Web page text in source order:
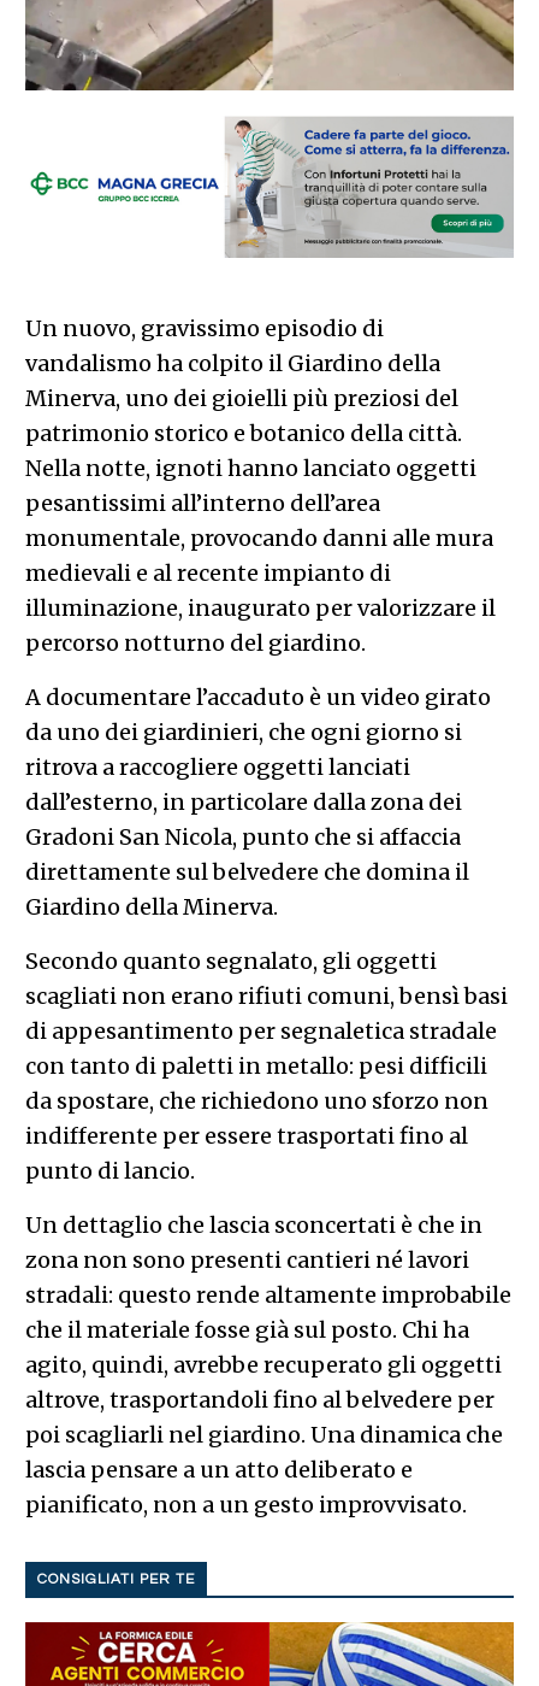
Un nuovo, gravissimo episodio di
vandalismo ha colpito il Giardino della
Minerva, uno dei gioielli più preziosi del
patrimonio storico e botanico della città.
Nella notte, ignoti hanno lanciato oggetti
pesantissimi all’interno dell’area
monumentale, provocando danni alle mura
medievali e al recente impianto di
illuminazione, inaugurato per valorizzare il
percorso notturno del giardino.
A documentare l’accaduto è un video girato
da uno dei giardinieri, che ogni giorno si
ritrova a raccogliere oggetti lanciati
dall’esterno, in particolare dalla zona dei
Gradoni San Nicola, punto che si affaccia
direttamente sul belvedere che domina il
Giardino della Minerva.
Secondo quanto segnalato, gli oggetti
scagliati non erano rifiuti comuni, bensì basi
di appesantimento per segnaletica stradale
con tanto di paletti in metallo: pesi difficili
da spostare, che richiedono uno sforzo non
indifferente per essere trasportati fino al
punto di lancio.
Un dettaglio che lascia sconcertati è che in
zona non sono presenti cantieri né lavori
stradali: questo rende altamente improbabile
che il materiale fosse già sul posto. Chi ha
agito, quindi, avrebbe recuperato gli oggetti
altrove, trasportandoli fino al belvedere per
poi scagliarli nel giardino. Una dinamica che
lascia pensare a un atto deliberato e
pianificato, non a un gesto improvvisato.
CONSIGLIATI PER TE